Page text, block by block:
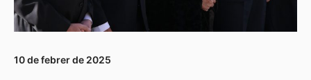
10 de febrer de 2025